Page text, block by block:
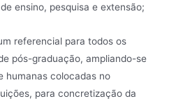
ensino, pesquisa e extensão;
referencial para todos os
pós-graduação, ampliando-se
humanas colocadas no
para concretização da